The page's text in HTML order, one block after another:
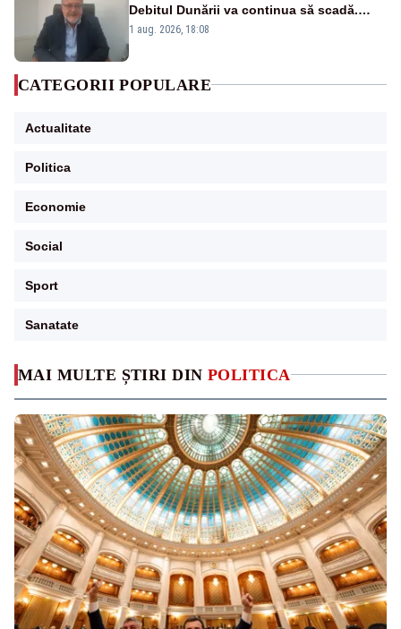
MAI MULTE ȘTIRI DIN POLITICA
Debitul Dunării va continua să scadă.
Cernavodă s-ar putea închide în 4 zile
1 aug. 2026, 18:08
CATEGORII POPULARE
Actualitate
Politica
Economie
Social
Sport
Sanatate